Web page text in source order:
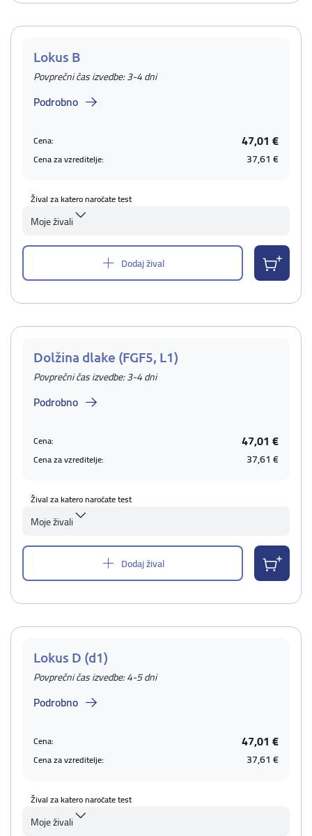
Lokus B
Povprečni čas izvedbe: 3-4 dni
Podrobno
Cena: 47,01 €
Cena za vzreditelje: 37,61 €
Žival za katero naročate test
Moje živali
Dodaj žival
Dolžina dlake (FGF5, L1)
Povprečni čas izvedbe: 3-4 dni
Podrobno
Cena: 47,01 €
Cena za vzreditelje: 37,61 €
Žival za katero naročate test
Moje živali
Dodaj žival
Lokus D (d1)
Povprečni čas izvedbe: 4-5 dni
Podrobno
Cena: 47,01 €
Cena za vzreditelje: 37,61 €
Žival za katero naročate test
Moje živali